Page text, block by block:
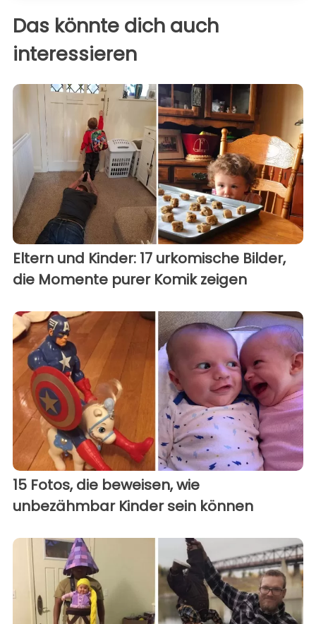
Das könnte dich auch
interessieren
Eltern und Kinder: 17 urkomische Bilder,
die Momente purer Komik zeigen
15 Fotos, die beweisen, wie
unbezähmbar Kinder sein können